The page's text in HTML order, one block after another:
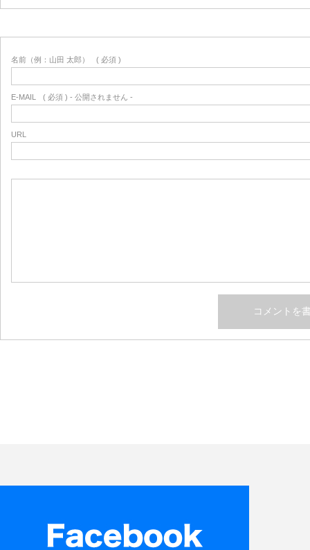
名前（例：山田 太郎） ( 必須 )
E-MAIL ( 必須 ) - 公開されません -
URL